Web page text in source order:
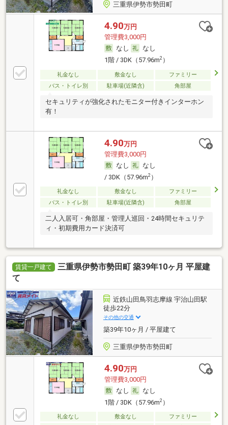
三重県伊勢市勢田町
4.90万円
管理費3,000円
なし
なし
1階 / 3DK（57.96m2）
礼金なし 敷金なし
ファミリー
バス・トイレ別
駐車場(近隣含) 角部屋
セキュリティが強化されたモニター付きインターホン
有！
4.90万円
管理費3,000円
なし
なし
/ 3DK（57.96m2）
礼金なし 敷金なし
ファミリー
バス・トイレ別
駐車場(近隣含) 角部屋
二人入居可・角部屋・管理人巡回・24時間セキュリテ
ィ・初期費用カード決済可
賃貸一戸建て
三重県伊勢市勢田町 築39年10ヶ月 平屋建
て
近鉄山田鳥羽志摩線 宇治山田駅
徒歩22分
その他の交通
築39年10ヶ月 / 平屋建て
三重県伊勢市勢田町
4.90万円
管理費3,000円
なし
なし
1階 / 3DK（57.96m2）
礼金なし 敷金なし
ファミリー